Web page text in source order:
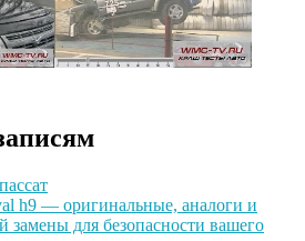
h9 — оригинальные, аналоги и
замены для безопасности вашего